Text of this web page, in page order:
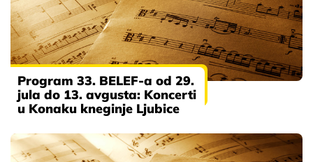
Program 33. BELEF-a od 29.
jula do 13. avgusta: Koncerti
u Konaku kneginje Ljubice